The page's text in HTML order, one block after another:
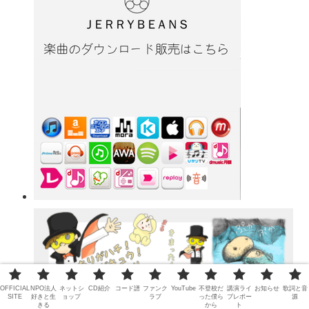
OFFICIAL
SITE
NPO法人
好きと生
きる
ネットシ
ョップ
CD紹介 コード譜 ファンク
ラブ
YouTube 不登校だ
った僕ら
から
講演ライ
ブレポー
ト
お知らせ 歌詞と音
源